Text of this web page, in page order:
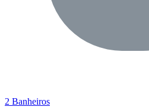
2 Banheiros